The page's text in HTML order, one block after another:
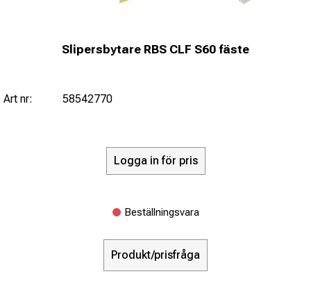
Slipersbytare RBS CLF S60 fäste
Art nr: 58542770
Logga in för pris
Beställningsvara
Produkt/prisfråga